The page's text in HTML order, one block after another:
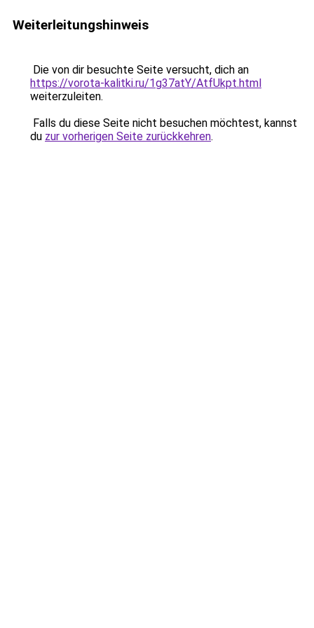
Weiterleitungshinweis
Die von dir besuchte Seite versucht, dich an
https://vorota-kalitki.ru/1g37atY/AtfUkpt.html
weiterzuleiten.
Falls du diese Seite nicht besuchen möchtest, kannst
du zur vorherigen Seite zurückkehren.